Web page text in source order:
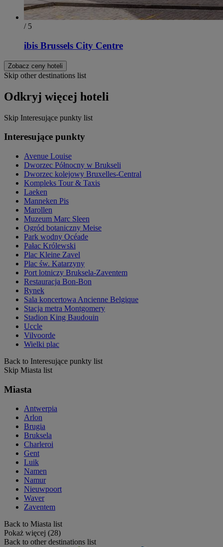
/ 5
ibis Brussels City Centre
Zobacz ceny hoteli
Skip other destinations list
Odkryj więcej hoteli
Skip Interesujące punkty list
Interesujące punkty
Avenue Louise
Dworzec Północny w Brukseli
Dworzec kolejowy Bruxelles-Central
Kompleks Tour & Taxis
Laeken
Manneken Pis
Marollen
Muzeum Marc Sleen
Ogród botaniczny Meise
Park wodny Océade
Pałac Królewski
Plac Kleine Zavel
Plac św. Katarzyny
Port lotniczy Bruksela-Zaventem
Restauracja Bon-Bon
Rynek
Sala koncertowa Ancienne Belgique
Stacja metra Montgomery
Stadion King Baudouin
Uccle
Vilvoorde
Wielki plac
Back to Interesujące punkty list
Skip Miasta list
Miasta
Antwerpia
Arlon
Brugia
Bruksela
Charleroi
Gent
Luik
Namen
Namur
Nieuwpoort
Waver
Zaventem
Back to Miasta list
Pokaż więcej (28)
Back to other destinations list